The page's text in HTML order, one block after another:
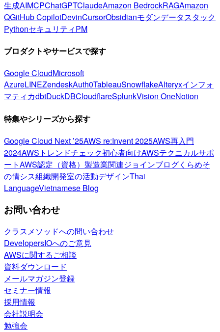
生成AIMCPChatGPTClaudeAmazon BedrockRAGAmazon
QGitHub CopilotDevinCursorObsidianモダンデータスタック
PythonセキュリティPM
プロダクトやサービスで探す
Google CloudMicrosoft
AzureLINEZendeskAuth0TableauSnowflakeAlteryxインフォ
マティカdbtDuckDBCloudflareSplunkVision OneNotion
特集やシリーズから探す
Google Cloud Next ’25AWS re:Invent 2025AWS再入門
2024AWSトレンドチェック初心者向けAWSテクニカルサポ
ートAWS認定（資格） 製造業関連ジョインブログくらめそ
の情シス組織開発室の活動デザインThai
LanguageVietnamese Blog
お問い合わせ
クラスメソッドへの問い合わせ
DevelopersIOへのご意見
AWSに関するご相談
資料ダウンロード
メールマガジン登録
セミナー情報
採用情報
会社説明会
勉強会